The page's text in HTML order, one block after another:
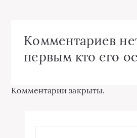
Комментариев
первым кто его
Комментарии закрыты.